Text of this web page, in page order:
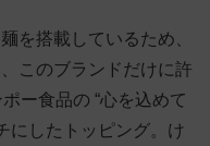
を搭載しているため、
このブランドだけに許
ー食品の “心を込めて
にしたトッピング。け